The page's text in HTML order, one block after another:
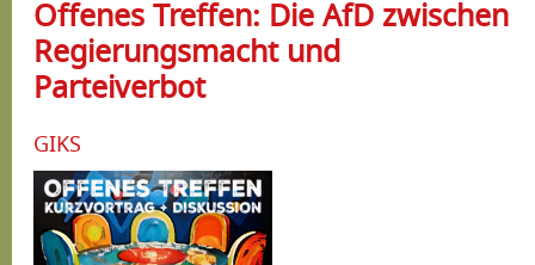
Offenes Treffen: Die AfD zwischen
Regierungsmacht und
Parteiverbot
GIKS